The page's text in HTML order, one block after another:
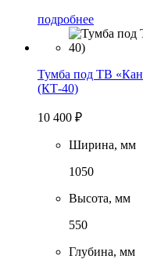
подробнее
Тумба под ТВ
(КТ-40)
10 400 ₽
Ширина, мм
1050
Высота, мм
550
Глубина, мм